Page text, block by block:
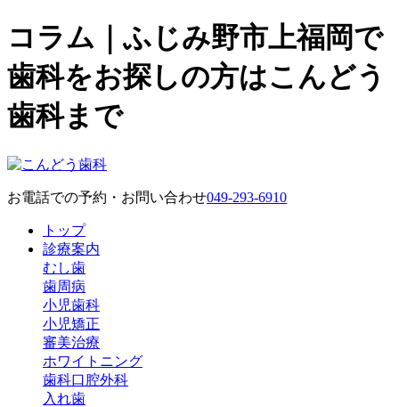
コラム｜ふじみ野市上福岡で
歯科をお探しの方はこんどう
歯科まで
お電話での予約・お問い合わせ049-293-6910
トップ
診療案内
むし歯
歯周病
小児歯科
小児矯正
審美治療
ホワイトニング
歯科口腔外科
入れ歯